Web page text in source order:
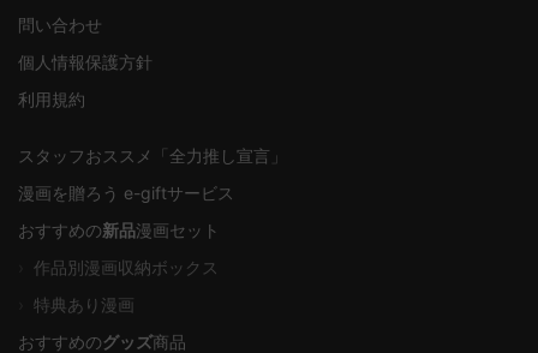
問い合わせ
個人情報保護方針
利用規約
スタッフおススメ「全力推し宣言」
漫画を贈ろう e-giftサービス
おすすめの新品漫画セット
作品別漫画収納ボックス
特典あり漫画
おすすめのグッズ商品